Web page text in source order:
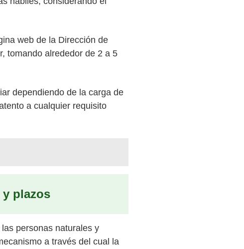
web de la Dirección de
tomando alrededor de 2 a 5
dependiendo de la carga de
a cualquier requisito
plazos
personas naturales y
a través del cual la